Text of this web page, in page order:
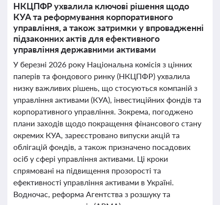
НКЦПФР ухвалила ключові рішення щодо
КУА та реформування корпоративного
управління, а також затримки у впровадженні
підзаконних актів для ефективного
управління державними активами
У березні 2026 року Національна комісія з цінних
паперів та фондового ринку (НКЦПФР) ухвалила
низку важливих рішень, що стосуються компаній з
управління активами (КУА), інвестиційних фондів та
корпоративного управління. Зокрема, погоджено
плани заходів щодо покращення фінансового стану
окремих КУА, зареєстровано випуски акцій та
облігацій фондів, а також призначено посадових
осіб у сфері управління активами. Ці кроки
спрямовані на підвищення прозорості та
ефективності управління активами в Україні.
Водночас, реформа Агентства з розшуку та